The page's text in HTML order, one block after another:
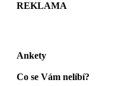
REKLAMA
Ankety
Co se Vám nelíbí?